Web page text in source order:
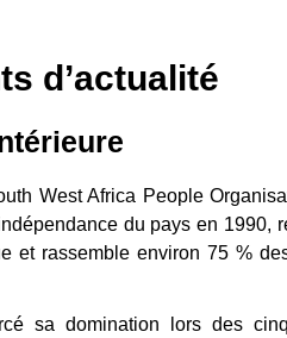
d’actualité
West Africa People
du pays en 1990,
et rassemble environ 75 %
sa domination lors des